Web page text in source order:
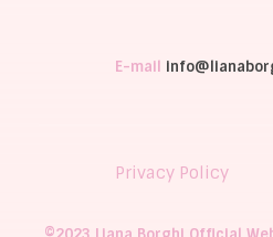
E-mail
Privacy Policy